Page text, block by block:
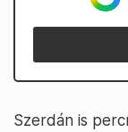
Szerdán is